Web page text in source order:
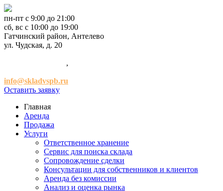
пн-пт с 9:00 до 21:00
сб, вс с 10:00 до 19:00
Гатчинский район, Антелево
ул. Чудская, д. 20
,
info@skladvspb.ru
Оставить заявку
Главная
Аренда
Продажа
Услуги
Ответственное хранение
Сервис для поиска склада
Сопровождение сделки
Консультации для собственников и клиентов
Аренда без комиссии
Анализ и оценка рынка